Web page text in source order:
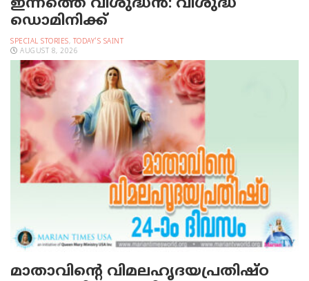
ഇന്നത്തെ വിശുദ്ധന്‍: വിശുദ്ധ
ഡൊമിനിക്ക്
SPECIAL STORIES, TODAY'S SAINT
AUGUST 8, 2026
മാതാവിന്റെ വിമലഹൃദയപ്രതിഷ്ഠ